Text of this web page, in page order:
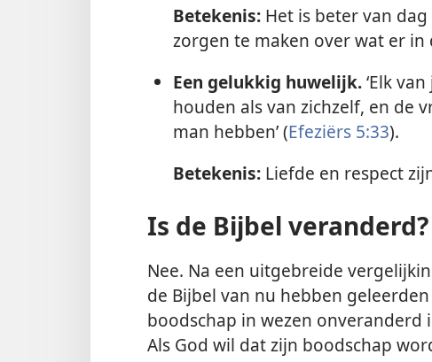
Betekenis:Het is beter van
zorgen te maken over wat er
Een gelukkig huwelijk.‘Elk
houden als van zichzelf, en de
man hebben’ (Efeziërs 5:33).
Betekenis:Liefde en respect
Is de Bijbel veranderd?
Nee. Na een uitgebreide
de Bijbel van nu hebben
boodschap in wezen onveranderd
Als God wil dat zijn boodschap